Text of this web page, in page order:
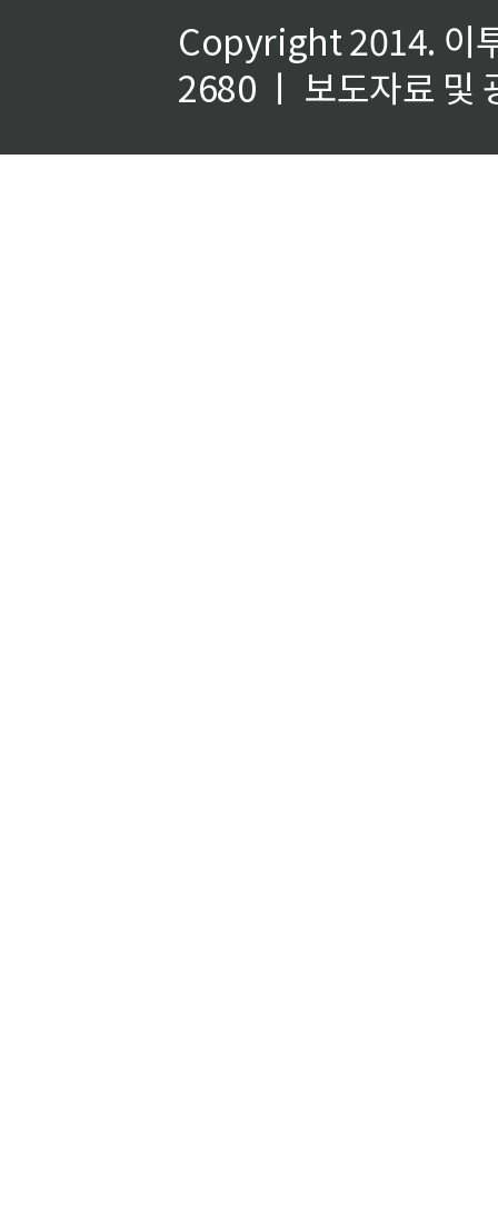
Copyright 2014. 이
2680 ㅣ 보도자료